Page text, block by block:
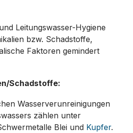
Leitungswasser-Hygiene
bzw. Schadstoffe,
Faktoren gemindert
Schadstoffe:
Wasserverunreinigungen
zählen unter
Blei und Kupfer.